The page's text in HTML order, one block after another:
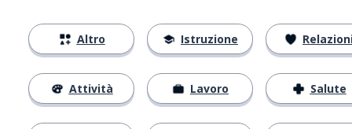
Altro
Attività
Istruzione
Lavoro Salute